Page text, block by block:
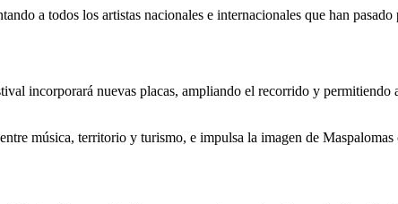
a todos los artistas nacionales e internacionales que han
incorporará nuevas placas, ampliando el recorrido y permitiendo
música, territorio y turismo, e impulsa la imagen de